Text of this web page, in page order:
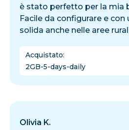
è stato perfetto per la mia
Facile da configurare e con
solida anche nelle aree
Acquistato:
2GB-5-days-daily
Olivia K.